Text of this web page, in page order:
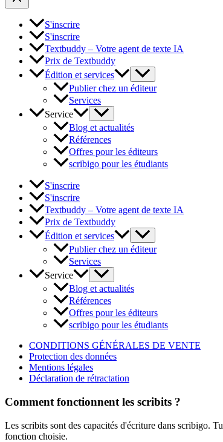
S'inscrire
S'inscrire
Textbuddy – Votre agent de texte IA
Prix de Textbuddy
Édition et services
Publier chez un éditeur
Services
Service
Blog et actualités
Références
Offres pour les éditeurs
scribigo pour les étudiants
S'inscrire
S'inscrire
Textbuddy – Votre agent de texte IA
Prix de Textbuddy
Édition et services
Publier chez un éditeur
Services
Service
Blog et actualités
Références
Offres pour les éditeurs
scribigo pour les étudiants
CONDITIONS GÉNÉRALES DE VENTE
Protection des données
Mentions légales
Déclaration de rétractation
Comment fonctionnent les scribits ?
Les scribits sont des capacités d'écriture dans scribigo.
fonction choisie.